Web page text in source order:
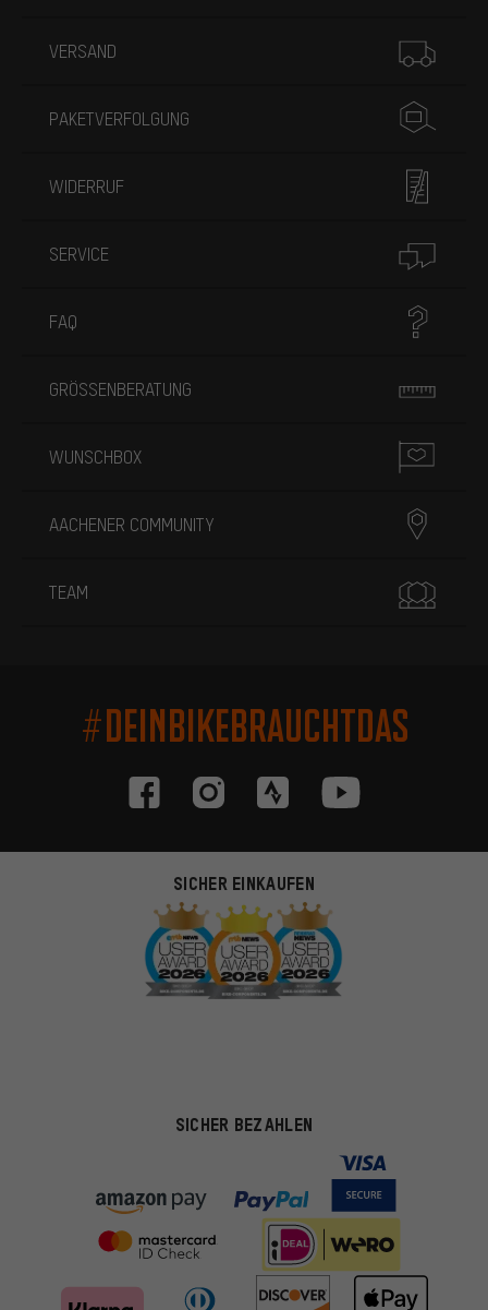
VERSAND
PAKETVERFOLGUNG
WIDERRUF
SERVICE
FAQ
GRÖSSENBERATUNG
WUNSCHBOX
AACHENER COMMUNITY
TEAM
#DEINBIKEBRAUCHTDAS
SICHER EINKAUFEN
SICHER BEZAHLEN